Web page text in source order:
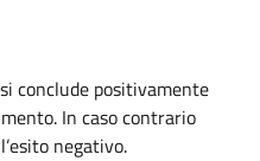
conclude positivamente
In caso contrario
negativo.